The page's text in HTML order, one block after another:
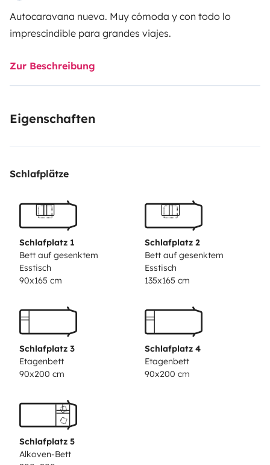
Autocaravana nueva. Muy cómoda y con todo lo
imprescindible para grandes viajes.
Zur Beschreibung
Eigenschaften
Schlafplätze
Schlafplatz 1
Bett auf gesenktem
Esstisch
90x165 cm
Schlafplatz 2
Bett auf gesenktem
Esstisch
135x165 cm
Schlafplatz 3
Etagenbett
90x200 cm
Schlafplatz 4
Etagenbett
90x200 cm
Schlafplatz 5
Alkoven-Bett